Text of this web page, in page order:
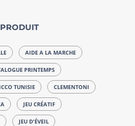
AIDE A LA MARCHE
PRINTEMPS
TUNISIE CLEMENTONI
JEU CRÉATIF
JEU D'ÉVEIL